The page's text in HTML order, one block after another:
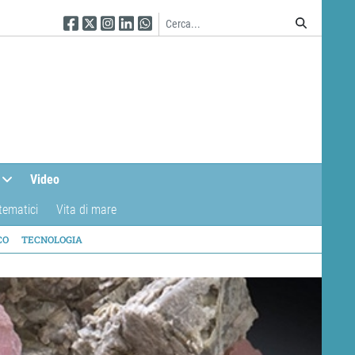
Seguici su Facebook
Seguici su Twitter
Seguici su Instagram
Seguici su Linkedin
Seguici su WhatsApp
Video
Vita di mare
TECNOLOGIA